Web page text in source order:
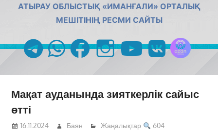
АТЫРАУ ОБЛЫСТЫҚ «ИМАНҒАЛИ» ОРТАЛЫҚ
МЕШІТІНІҢ РЕСМИ САЙТЫ
telegramwhatsappfacebookinstagramyoutubevk
Мақат ауданында зияткерлік сайыс
өтті
16.11.2024 Баян Жаңалықтар 604